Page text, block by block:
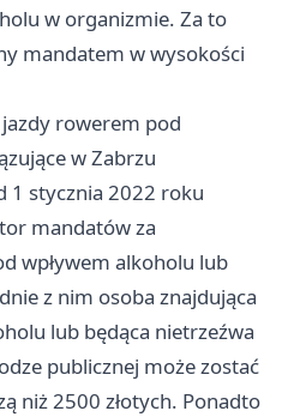
w organizmie. Za to
mandatem w wysokości
rowerem pod
w Zabrzu
1 stycznia 2022 roku
mandatów za
wpływem alkoholu lub
z nim osoba znajdująca
lub będąca nietrzeźwa
publicznej może zostać
niż 2500 złotych. Ponadto